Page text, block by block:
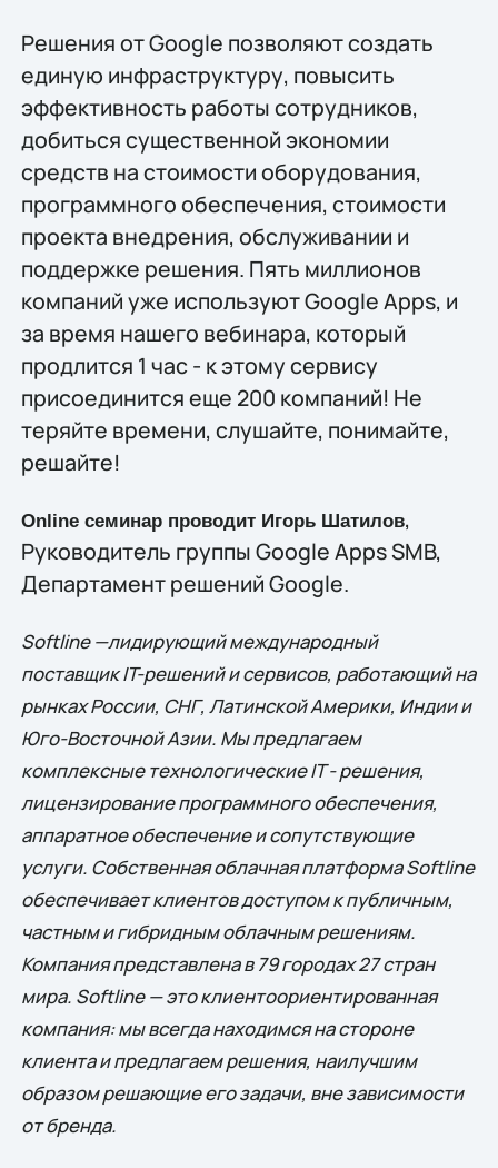
Решения от Google позволяют создать
единую инфраструктуру, повысить
эффективность работы сотрудников,
добиться существенной экономии
средств на стоимости оборудования,
программного обеспечения, стоимости
проекта внедрения, обслуживании и
поддержке решения. Пять миллионов
компаний уже используют Google Apps, и
за время нашего вебинара, который
продлится 1 час - к этому сервису
присоединится еще 200 компаний! Не
теряйте времени, слушайте, понимайте,
решайте!
Online семинар проводит Игорь Шатилов,
Руководитель группы Google Apps SMB,
Департамент решений Google.
Softline —лидирующий международный
поставщик IT-решений и сервисов, работающий на
рынках России, СНГ, Латинской Америки, Индии и
Юго-Восточной Азии. Мы предлагаем
комплексные технологические IT - решения,
лицензирование программного обеспечения,
аппаратное обеспечение и сопутствующие
услуги. Собственная облачная платформа Softline
обеспечивает клиентов доступом к публичным,
частным и гибридным облачным решениям.
Компания представлена в 79 городах 27 стран
мира. Softline — это клиентоориентированная
компания: мы всегда находимся на стороне
клиента и предлагаем решения, наилучшим
образом решающие eго задачи, вне зависимости
от бренда.